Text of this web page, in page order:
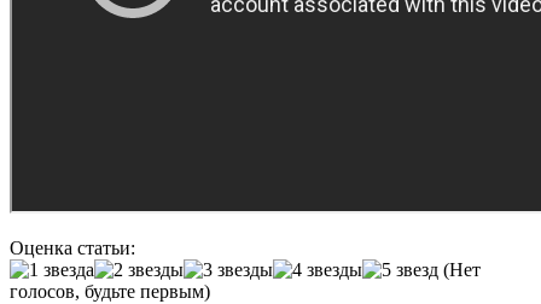
Оценка статьи:
(Нет
голосов, будьте первым)